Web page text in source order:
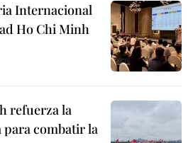
Internacional
Ho Chi Minh
refuerza la
combatir la